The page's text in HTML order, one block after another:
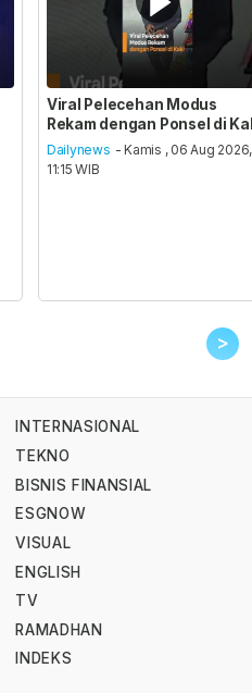
Viral Pelecehan Modus
Rekam dengan Ponsel di
Dailynews - Kamis , 06 Aug 2026,
11:15 WIB
>
INTERNASIONAL
TEKNO
BISNIS FINANSIAL
ESGNOW
VISUAL
ENGLISH
TV
RAMADHAN
INDEKS